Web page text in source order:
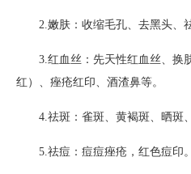
2.嫩肤：收缩毛孔、去黑头、祛
3.红血丝：先天性红血丝、换
红）、痤疮红印、酒渣鼻等。
4.祛斑：雀斑、黄褐斑、晒斑、
5.祛痘：痘痘痤疮，红色痘印。